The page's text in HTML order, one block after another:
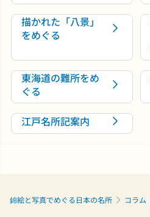
描かれた「八景」
をめぐる
東海道の難所をめ
ぐる
江戸名所記案内
錦絵と写真でめぐる日本の名所 コラム